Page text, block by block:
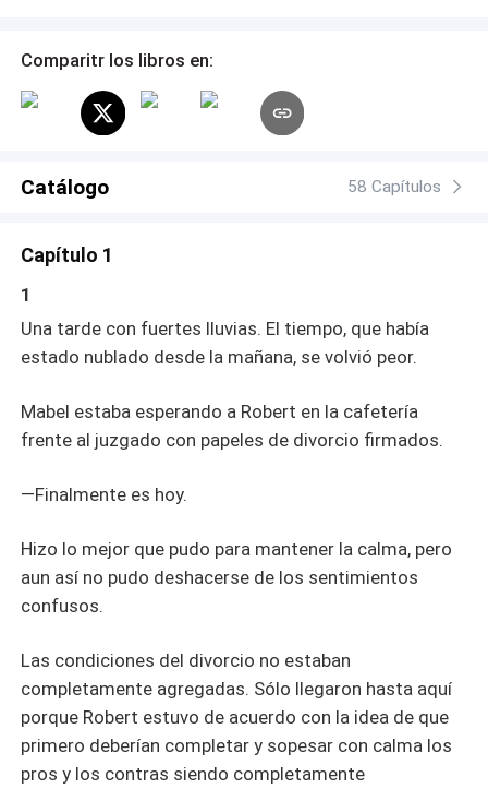
relación matrimonial ha notado varias cosas. — ¿Nunca
sano y soy joven. —Robert, nosotros nunca… —No hay
manera que te haya dejado sola. Mabel guardo silencio.
media que Robert lucha por su memoria, Mabel
Vanessa. Ahora ambos están atrapados entre un pasado
olvidado y un futuro incierto. ¿Podrá un amor que
Comparitr los libros en:
Catálogo 58 Capítulos
Capítulo 1
1
Una tarde con fuertes lluvias. El tiempo, que había
estado nublado desde la mañana, se volvió peor.
Mabel estaba esperando a Robert en la cafetería
frente al juzgado con papeles de divorcio firmados.
—Finalmente es hoy.
Hizo lo mejor que pudo para mantener la calma, pero
aun así no pudo deshacerse de los sentimientos
confusos.
Las condiciones del divorcio no estaban
completamente agregadas. Sólo llegaron hasta aquí
porque Robert estuvo de acuerdo con la idea de que
primero deberían completar y sopesar con calma los
pros y los contras siendo completamente